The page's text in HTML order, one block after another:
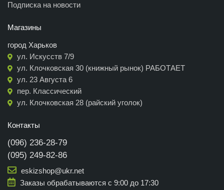
Подписка на новости
Магазины
город Харьков
ул. Искусств 7/9
ул. Клочковская 30 (книжный рынок) РАБОТАЕТ
ул. 23 Августа 6
пер. Классический
ул. Клочковская 28 (райский уголок)
Контакты
(096) 236-28-79
(095) 249-82-86
eskizshop@ukr.net
Заказы обрабатываются с 9:00 до 17:30